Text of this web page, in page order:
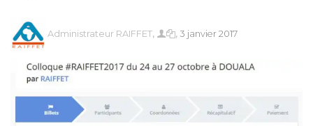
Administrateur RAIFFET, , 3 janvier 2017